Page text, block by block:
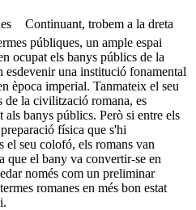
Continuant, trobem a la dreta
públiques, un ample espai
ocupat els banys públics de la
esdevenir una institució fonamental
època imperial. Tanmateix el seu
de la civilització romana, es
banys públics. Però si entre els
física que s'hi
el seu colofó, els romans van
que el bany va convertir-se en
només com un preliminar
romanes en més bon estat